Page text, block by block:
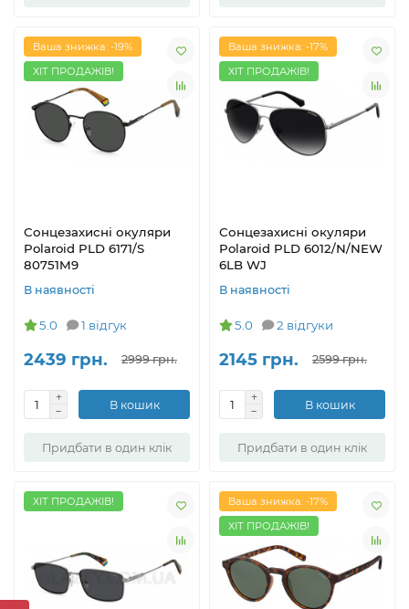
Ваша знижка: -19%
ХІТ ПРОДАЖІВ!
Сонцезахисні окуляри
Polaroid PLD 6171/S
80751M9
В наявності
5.0 1 відгук
2439 грн. 2999 грн.
В кошик
Придбати в один клік
Ваша знижка: -17%
ХІТ ПРОДАЖІВ!
Сонцезахисні окуляри
Polaroid PLD 6012/N/NEW
6LB WJ
В наявності
5.0 2 відгуки
2145 грн. 2599 грн.
В кошик
Придбати в один клік
ХІТ ПРОДАЖІВ!
Ваша знижка: -17%
ХІТ ПРОДАЖІВ!